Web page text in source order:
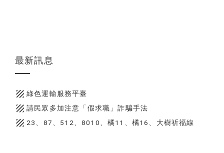
最新訊息
texture 綠色運輸服務平臺
texture 請民眾多加注意「假求職」詐騙手法
texture 23、87、512、8010、橘11、橘16、大樹祈福線